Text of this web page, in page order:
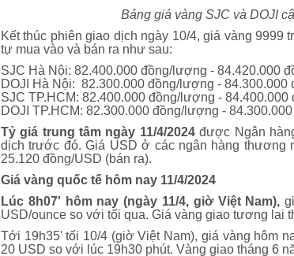
Bảng giá vàng SJC và DOJI
Kết thúc phiên giao dịch ngày 10/4, giá vàng
tự mua vào và bán ra như sau:
SJC Hà Nội: 82.400.000 đồng/lượng - 84.420.000
DOJI Hà Nội: 82.300.000 đồng/lượng - 84.300.000
SJC TP.HCM: 82.400.000 đồng/lượng -
DOJI TP.HCM: 82.300.000 đồng/lượng -
Tỷ giá trung tâm ngày 11/4/2024được Ngân
dịch trước đó. Giá USD ở các ngân hàng thương
25.120 đồng/USD (bán ra).
Giá vàng quốc tế hôm nay 11/4/2024
Lúc 8h07' hôm nay (ngày 11/4, giờ Việt Nam),
USD/ounce so với tối qua. Giá vàng giao tương lai
Tới 19h35' tối 10/4 (giờ Việt Nam), giá vàng hôm
20 USD so với lúc 19h30 phút. Vàng giao tháng 6